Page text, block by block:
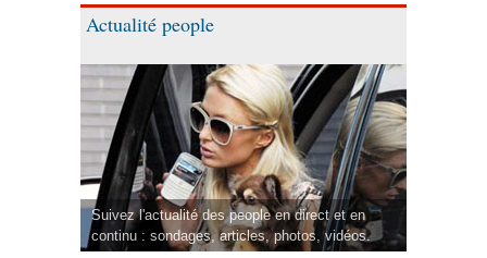
Actualité people
Suivez l'actualité des people en direct et en
continu : sondages, articles, photos, vidéos.